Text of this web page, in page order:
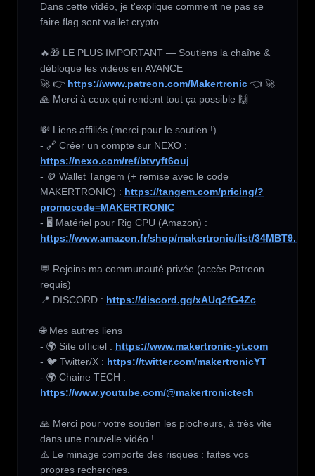
Dans cette vidéo, je t'explique comment ne pas se
faire flag sont wallet crypto
🔥🎁 LE PLUS IMPORTANT — Soutiens la chaîne &
débloque les vidéos en AVANCE
🚀 👉 https://www.patreon.com/Makertronic 👈 🚀
🙏 Merci à ceux qui rendent tout ça possible 🙌
💸 Liens affiliés (merci pour le soutien !)
https://nexo.com/ref/btvyft6ouj
- 🪙 Wallet Tangem (+ remise avec le code
MAKERTRONIC) : https://tangem.com/pricing/?
promocode=MAKERTRONIC
https://www.amazon.fr/shop/makertronic/list/34MBT9...
💬 Rejoins ma communauté privée (accès Patreon
requis)
📍 DISCORD : https://discord.gg/xAUq2fG4Zc
🌐 Mes autres liens
- 🌍 Site officiel : https://www.makertronic-yt.com
- 🐦 Twitter/X : https://twitter.com/makertronicYT
https://www.youtube.com/@makertronictech
🙏 Merci pour votre soutien les piocheurs, à très vite
dans une nouvelle vidéo !
⚠️ Le minage comporte des risques : faites vos
propres recherches.